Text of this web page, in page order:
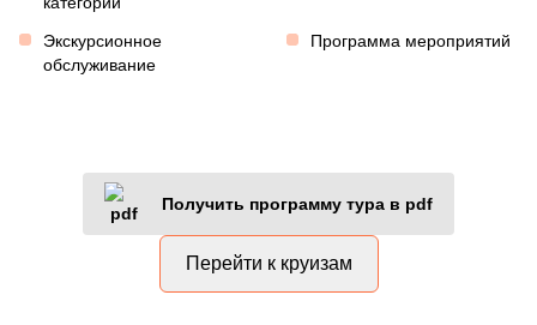
Экскурсионное
обслуживание
Программа мероприятий
Получить программу тура в pdf
Перейти к круизам